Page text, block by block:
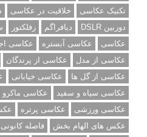
تکنیک عکاسی
خلاقیت در عکاسی
دوربین DSLR
دیافراگم رفلکتور
عکاسی
عکاسی آبستره
عکاسی
عکاسی از مدل
عکاسی از پرندگان
عکاسی از گل ها
عکاسی خیابانی
عکاسی سیاه و سفید
عکاسی ماکرو
عکاسی ورزشی
عکاسی پرتره
عکس های الهام بخش
فاصله کانونی